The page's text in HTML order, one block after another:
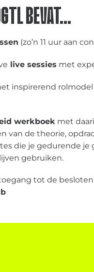
BEVAT…
(zo’n 11 uur aan
live sessies met
inspirerend
werkboek met
van de theorie,
die je gedurende je
gebruiken.
tot de